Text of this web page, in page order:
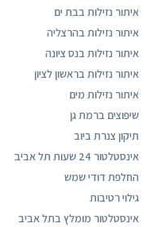
איתור נזילות בבת ים
איתור נזילות בהרצליה
איתור נזילות בנס ציונה
איתור נזילות בראשון לציון
איתור נזילות מים
שיפוצים ברמת גן
תיקון צנרת ביוב
אינסטלטור 24 שעות תל אביב
החלפת דודי שמש
גילוי רטיבות
אינסטלטור מומלץ בתל אביב